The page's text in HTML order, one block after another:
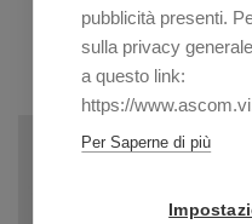
pubblicità presenti.
sulla privacy
a questo link:
https://
Per Saperne di più